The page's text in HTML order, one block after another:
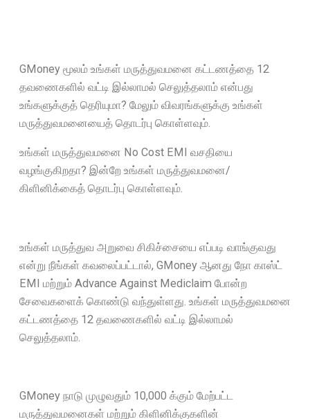
GMoney மூலம் உங்கள் மருத்துவமனை கட்டணத்தை 12
தவணைகளில் வட்டி இல்லாமல் செலுத்தலாம் என்பது
உங்களுக்குத் தெரியுமா? மேலும் விவரங்களுக்கு உங்கள்
மருத்துவமனையைத் தொடர்பு கொள்ளவும்.
உங்கள் மருத்துவமனை No Cost EMI வசதியை
வழங்குகிறதா? இன்றே உங்கள் மருத்துவமனை/
கிளினிக்கைத் தொடர்பு கொள்ளவும்.
உங்கள் மருத்துவ அறுவை சிகிச்சையை எப்படி வாங்குவது
என்று நீங்கள் கவலைப்பட்டால், GMoney ஆனது நோ காஸ்ட்
EMI மற்றும் Advance Against Mediclaim போன்ற
சேவைகளைக் கொண்டு வந்துள்ளது. உங்கள் மருத்துவமனை
கட்டணத்தை 12 தவணைகளில் வட்டி இல்லாமல்
செலுத்தலாம்.
GMoney நாடு முழுவதும் 10,000 க்கும் மேற்பட்ட
மருத்துவமனைகள் மற்றும் கிளினிக்குகளின்